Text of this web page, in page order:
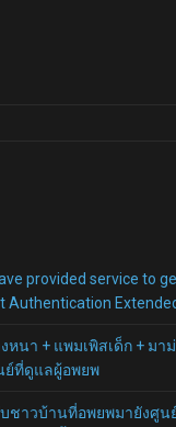
provided service to
Authentication
หนา + แพมเพิสเด็ก + มา
ย์ที่ดูแลผู้อพยพ
ชาวบ้านที่อพยพมายังศูน